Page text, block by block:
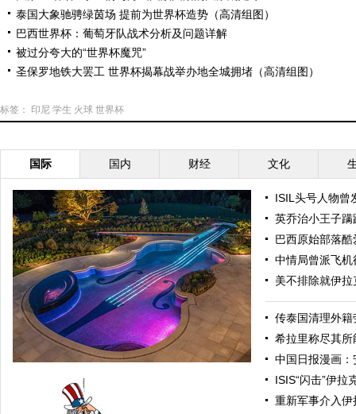
泰国大象驰骋绿茵场 提前为世界杯造势（高清组图）
巴西世界杯：葡萄牙队战术分析及问题详解
被过分夸大的“世界杯魔咒”
圣保罗地铁大罢工 世界杯揭幕战举办地全城拥堵（高清组图）
标签： 印尼 学生 火球 世界杯
国际 国内 财经 文化
ISIL头号人物曾
英乔治小王子
巴西原始部落
中情局曾派飞
美不排除就伊
传泰国清理外
希拉里称尽其
中国日报漫画：
ISIS“闪击”伊拉
重新军事介入